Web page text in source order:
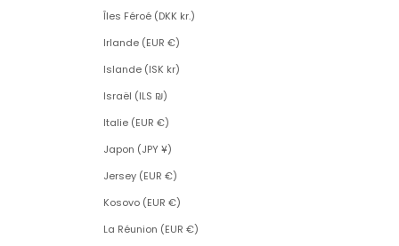
Îles Féroé (DKK kr.)
Irlande (EUR €)
Islande (ISK kr)
Israël (ILS ₪)
Italie (EUR €)
Japon (JPY ¥)
Jersey (EUR €)
Kosovo (EUR €)
La Réunion (EUR €)